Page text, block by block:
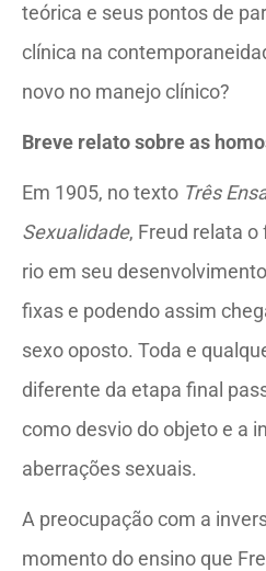
teórica e seus pontos de
clínica na
novo no manejo clínico?
Breve relato sobre as
Em 1905, no texto Três
Sexualidade, Freud relata
rio em seu
fixas e podendo assim
sexo oposto. Toda e
diferente da etapa final
como desvio do objeto e a
aberrações sexuais.
A preocupação com a
momento do ensino que